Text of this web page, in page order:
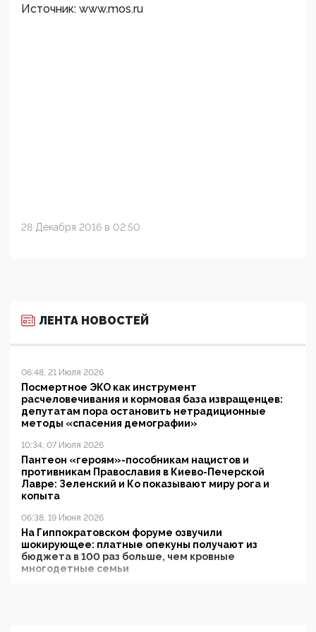
Источник: www.mos.ru
28 Декабря 2016 в 02:50
ЛЕНТА НОВОСТЕЙ
06:48, 21 Июля 2026
Посмертное ЭКО как инструмент
расчеловечивания и кормовая база извращенцев:
депутатам пора остановить нетрадиционные
методы «спасения демографии»
10:34, 07 Июля 2026
Пантеон «героям»-пособникам нацистов и
противникам Православия в Киево-Печерской
Лавре: Зеленский и Ко показывают миру рога и
копыта
06:38, 19 Июня 2026
На Гиппократовском форуме озвучили
шокирующее: платные опекуны получают из
бюджета в 100 раз больше, чем кровные
многодетные семьи